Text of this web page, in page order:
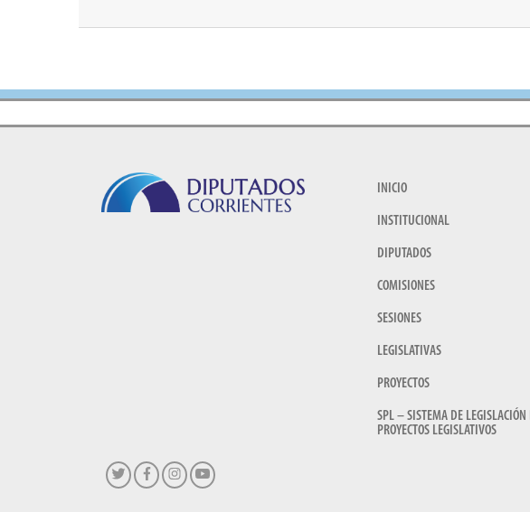
INICIO
INSTITUCIONAL
DIPUTADOS
COMISIONES
SESIONES
LEGISLATIVAS
PROYECTOS
SPL – SISTEMA DE LEGISLACIÓN
PROYECTOS LEGISLATIVOS